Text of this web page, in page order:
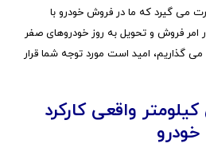
می گیرد که ما در فروش خودرو با
تجربیات 12 ساله در امر فروش و تحویل به روز خودروهای صفر
می گذاریم، امید است مورد توجه شما قرار
واقعی کارکرد
خودرو